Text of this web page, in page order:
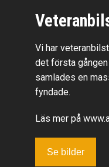
Vi har
det första
samlades en
fyndade.
Läs mer på
Se bilder